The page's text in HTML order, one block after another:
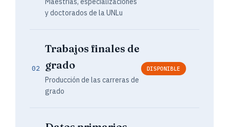
y doctorados de la UNLu
02
Trabajos finales de
grado
Producción de las carreras de
grado
DISPONIBLE